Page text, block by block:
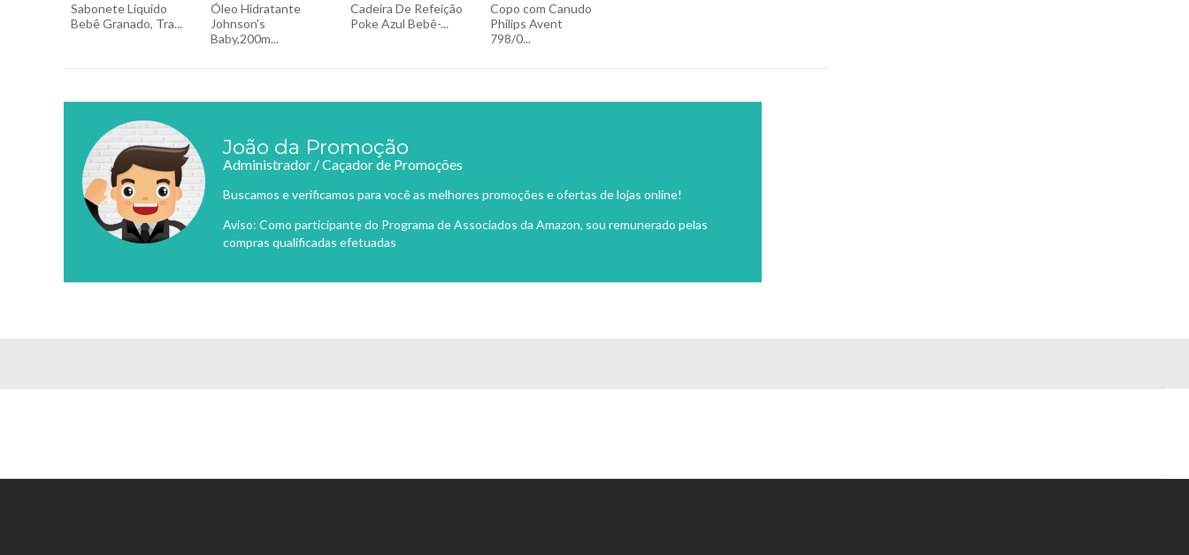
Sabonete Líquido
Bebê Granado, Tra...
Óleo Hidratante
Johnson's
Baby,200m...
Cadeira De Refeição
Poke Azul Bebê-...
Copo com Canudo
Philips Avent
798/0...
João da Promoção
Administrador / Caçador de Promoções
Buscamos e verificamos para você as melhores promoções e ofertas de lojas online!
Aviso: Como participante do Programa de Associados da Amazon, sou remunerado pelas
compras qualificadas efetuadas